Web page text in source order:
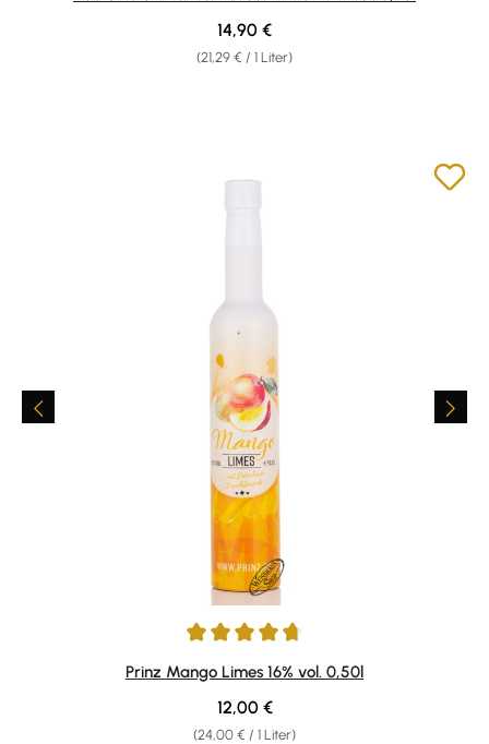
(21,29 € / 1 Liter)
Regulärer Preis:
14,90 €
Durchschnittliche Bewertung von 4.78 von 5 Sternen
Prinz Mango Limes 16% vol. 0,50l
(24,00 € / 1 Liter)
Regulärer Preis:
12,00 €